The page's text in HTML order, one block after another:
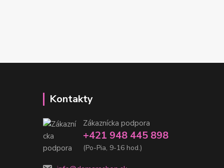
Kontakty
Zákaznícka podpora
+421 948 445 898
(Po-Pia, 9-16 hod.)